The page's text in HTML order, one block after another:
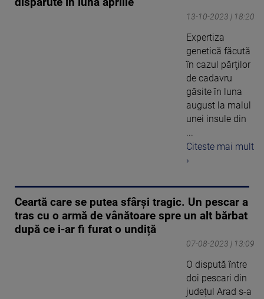
13-10-2023 | 18:20
Expertiza
genetică făcută
în cazul părţilor
de cadavru
găsite în luna
august la malul
unei insule din
Citeste mai mult
›
Ceartă care se putea sfârși tragic. Un pescar a
tras cu o armă de vânătoare spre un alt bărbat
după ce i-ar fi furat o undiță
07-08-2023 | 13:09
O dispută între
doi pescari din
județul Arad s-a